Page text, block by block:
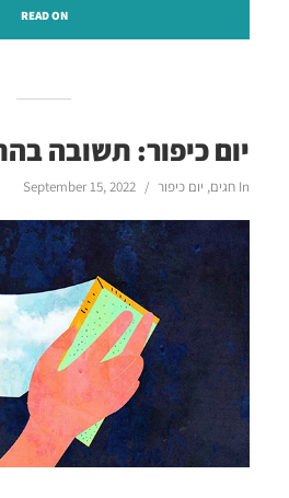
READ ON
יום כיפור: תשובה
In חגים, יום כיפור September 15, 2022